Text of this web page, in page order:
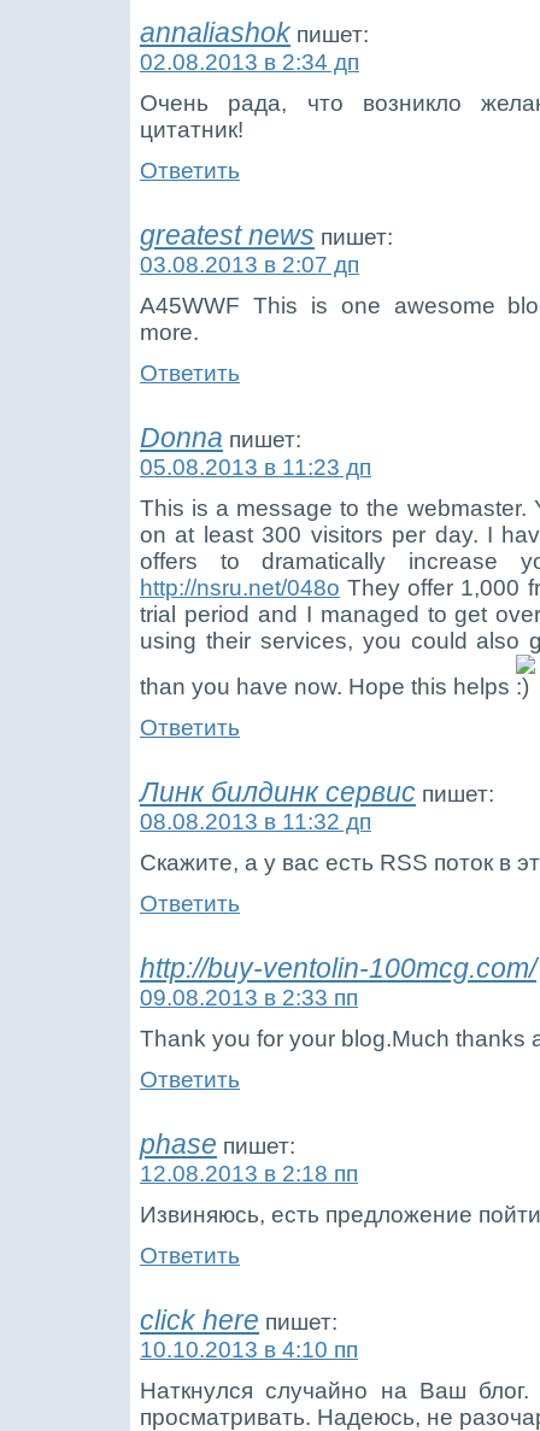
annaliashok пишет:
02.08.2013 в 2:34 дп
Очень рада, что возникло
цитатник!
Ответить
greatest news пишет:
03.08.2013 в 2:07 дп
A45WWF This is one awesome
more.
Ответить
Donna пишет:
05.08.2013 в 11:23 дп
This is a message to the webmaster.
on at least 300 visitors per day. I
offers to dramatically increase
http://nsru.net/048o They offer 1,000
trial period and I managed to get
using their services, you could also
than you have now. Hope this helps
Ответить
Линк билдинк сервис пишет:
08.08.2013 в 11:32 дп
Скажите, а у вас есть RSS поток в
Ответить
http://buy-ventolin-100mcg.com/
09.08.2013 в 2:33 пп
Thank you for your blog.Much thanks
Ответить
phase пишет:
12.08.2013 в 2:18 пп
Извиняюсь, есть предложение
Ответить
click here пишет:
10.10.2013 в 4:10 пп
Наткнулся случайно на Ваш блог.
просматривать. Надеюсь, не